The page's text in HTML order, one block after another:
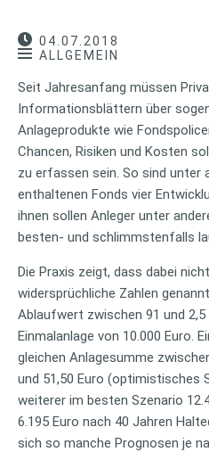
04.07.2018
ALLGEMEIN
Seit Jahresanfang müssen
Informationsblättern über
Anlageprodukte wie
Chancen, Risiken und Kosten
zu erfassen sein. So sind unter
enthaltenen Fonds vier
ihnen sollen Anleger unter
besten- und schlimmstenfalls
Die Praxis zeigt, dass dabei
widersprüchliche Zahlen
Ablaufwert zwischen 91 und
Einmalanlage von 10.000 Euro.
gleichen Anlagesumme
und 51,50 Euro (optimistisches
weiterer im besten Szenario
6.195 Euro nach 40 Jahren
sich so manche Prognosen je